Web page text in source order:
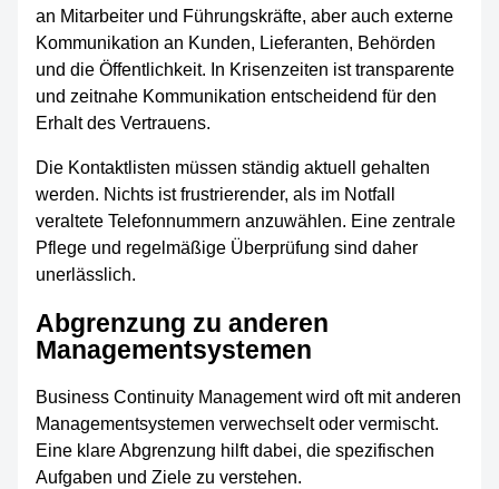
an Mitarbeiter und Führungskräfte, aber auch externe
Kommunikation an Kunden, Lieferanten, Behörden
und die Öffentlichkeit. In Krisenzeiten ist transparente
und zeitnahe Kommunikation entscheidend für den
Erhalt des Vertrauens.
Die Kontaktlisten müssen ständig aktuell gehalten
werden. Nichts ist frustrierender, als im Notfall
veraltete Telefonnummern anzuwählen. Eine zentrale
Pflege und regelmäßige Überprüfung sind daher
unerlässlich.
Abgrenzung zu anderen
Managementsystemen
Business Continuity Management wird oft mit anderen
Managementsystemen verwechselt oder vermischt.
Eine klare Abgrenzung hilft dabei, die spezifischen
Aufgaben und Ziele zu verstehen.